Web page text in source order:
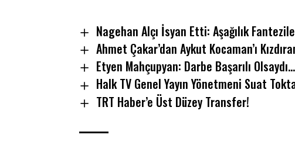
Nagehan Alçı İsyan Etti: Aşağılık
Ahmet Çakar’dan Aykut Kocaman’ı
Etyen Mahçupyan: Darbe Başarılı Olsaydı…
Halk TV Genel Yayın Yönetmeni Suat
TRT Haber’e Üst Düzey Transfer!